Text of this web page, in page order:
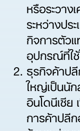
หรือระวา
ระหว่างปร
กิจการตัว
อุปกรณ์ที่ใ
ธุรกิจค้าป
ใหญ่เป็นนั
อินโดนีเซี
การค้าปลี